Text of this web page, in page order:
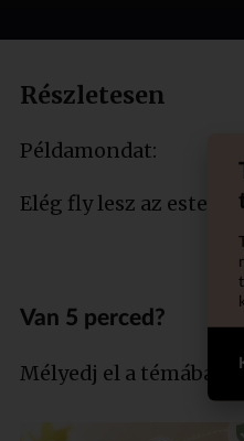
Részletesen
Példamondat:
Elég fly lesz az este!
Van 5 perced?
Mélyedj el a témában